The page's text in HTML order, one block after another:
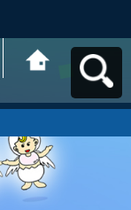
ラミラネットへ